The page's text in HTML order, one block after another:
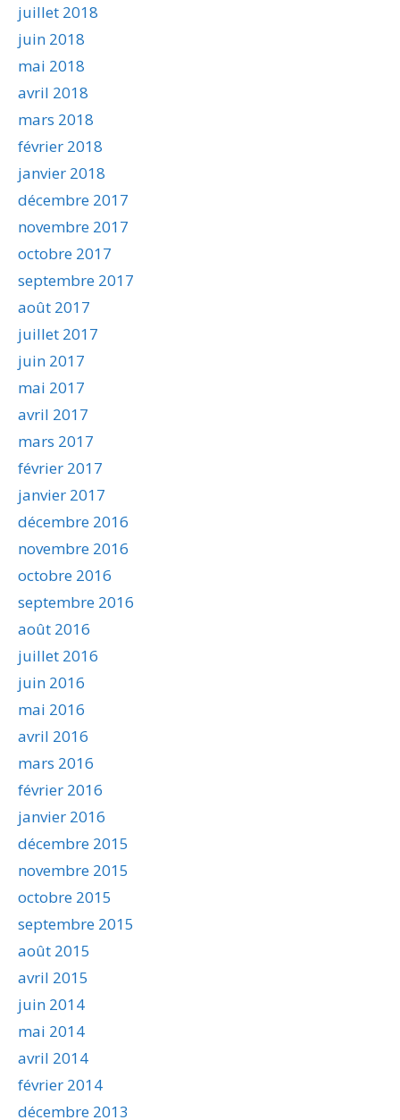
juillet 2018
juin 2018
mai 2018
avril 2018
mars 2018
février 2018
janvier 2018
décembre 2017
novembre 2017
octobre 2017
septembre 2017
août 2017
juillet 2017
juin 2017
mai 2017
avril 2017
mars 2017
février 2017
janvier 2017
décembre 2016
novembre 2016
octobre 2016
septembre 2016
août 2016
juillet 2016
juin 2016
mai 2016
avril 2016
mars 2016
février 2016
janvier 2016
décembre 2015
novembre 2015
octobre 2015
septembre 2015
août 2015
avril 2015
juin 2014
mai 2014
avril 2014
février 2014
décembre 2013